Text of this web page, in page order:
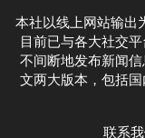
本社以线上网站输出
目前已与各大社交
不间断地发布新闻
文两大版本，包括
联系